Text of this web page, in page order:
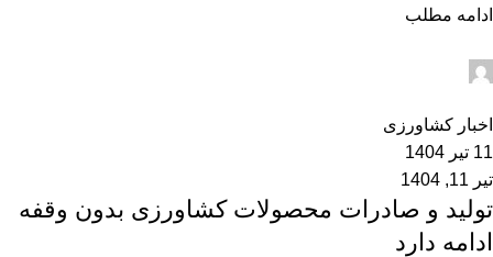
ادامه مطلب
اخبار کشاورزی
11 تیر 1404
تیر 11, 1404
تولید و صادرات محصولات کشاورزی بدون وقفه
ادامه دارد